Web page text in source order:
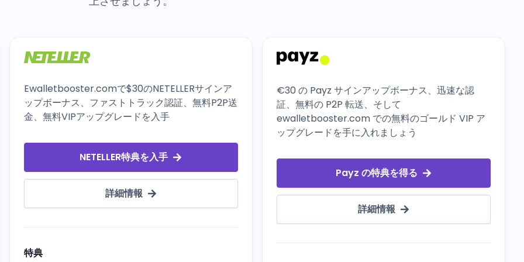
Ewalletbooster.comで$30のNETELLERサインア
ップボーナス、ファストトラック認証、無料P2P送
金、無料VIPアップグレードを入手
NETELLER特典を入手
詳細情報
特典
€30 の Payz サインアップボーナス、迅速な認
証、無料の P2P 転送、そして
ewalletbooster.com での無料のゴールド VIP ア
ップグレードを手に入れましょう
Payz の特典を得る
詳細情報